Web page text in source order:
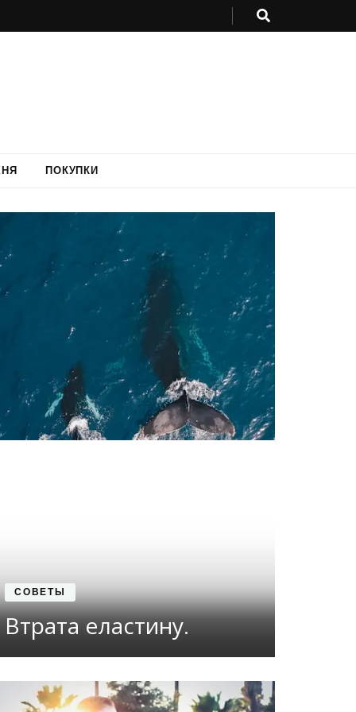
ПОКУПКИ
СОВЕТЫ
Втрата еластину.